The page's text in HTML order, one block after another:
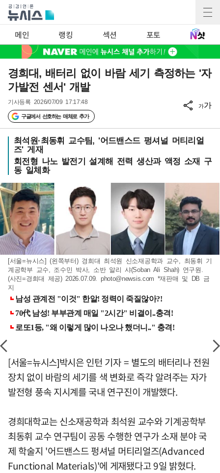
메인 랭킹 섹션 포토
경희대, 배터리 없이 바람 세기 측정하는 '자
가발전 센서' 개발
기사등록 2026/07/09 17:17:48
구글에서 선호하는 매체로 추가
가가
최석원·최동휘 교수팀, '어드밴스드 펑셔널 머티리얼
즈' 게재
회전형 나노 발전기 설계해 전력 생산과 액정 소재 구
동 일체화
[서울=뉴시스] (왼쪽부터) 경희대 최석원 신소재공학과 교수, 최동휘 기
계공학부 교수, 조수민 박사, 소반 알리 샤(Soban Ali Shah) 연구원.
(사진=경희대 제공) 2026.07.09. photo@newsis.com *재판매 및 DB 금
지
[서울=뉴시스]박시은 인턴 기자 = 별도의 배터리나 전원
장치 없이 바람의 세기를 색 변화로 즉각 알려주는 자가
발전형 풍속 지시계를 국내 연구진이 개발했다.
경희대학교는 신소재공학과 최석원 교수와 기계공학부
최동휘 교수 연구팀이 공동 수행한 연구가 소재 분야 국
제 학술지 '어드밴스드 펑셔널 머티리얼즈(Advanced
Functional Materials)'에 게재됐다고 9일 밝혔다.